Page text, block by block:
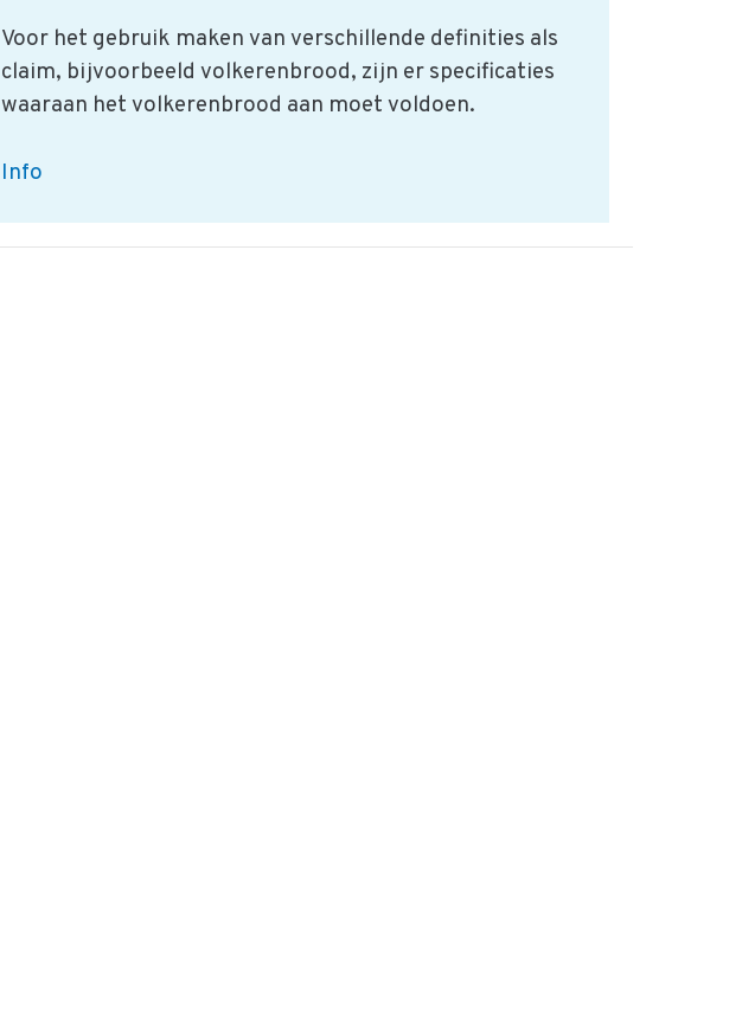
Voor het gebruik maken van verschillende definities als
claim, bijvoorbeeld volkerenbrood, zijn er specificaties
waaraan het volkerenbrood aan moet voldoen.
Definities
Info